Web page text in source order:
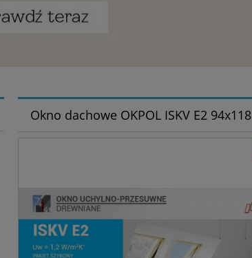
Okno dachowe OKPOL ISKV E2 94x118